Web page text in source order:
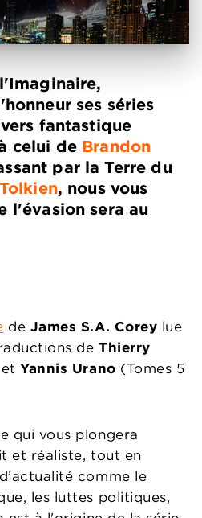
ses séries
fantastique
celui de Brandon
par la Terre du
, nous vous
l'évasion sera au
de James S.A. Corey lue
deThierry
etYannis Urano (Tomes 5
qui vous plongera
et réaliste, tout en
comme le
les luttes politiques,